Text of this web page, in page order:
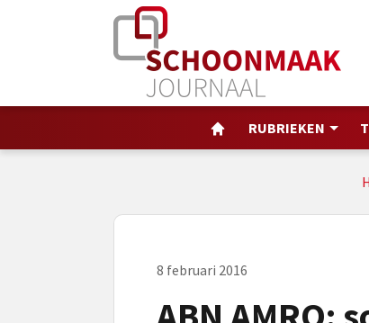
RUBRIEKEN
8 februari 2016